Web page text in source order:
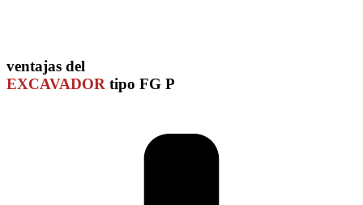
ventajas del
EXCAVADOR tipo FG P